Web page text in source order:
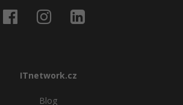
ITnetwork.cz
Blog